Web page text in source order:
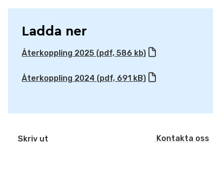
Ladda ner
Återkoppling 2025 (pdf, 586 kb)
Återkoppling 2024 (pdf, 691 kB)
Skriv ut Kontakta oss